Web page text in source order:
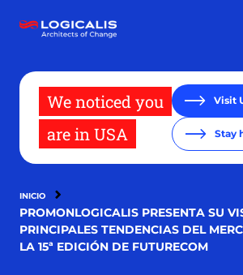
contenido
We noticed you
are in USA
Visit
Stay
INICIO
PROMONLOGICALIS PRESENTA SU
PRINCIPALES TENDENCIAS DEL
LA 15ª EDICIÓN DE FUTURECOM